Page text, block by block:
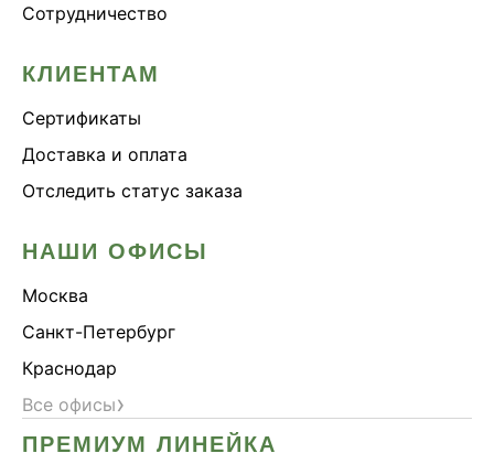
Сотрудничество
КЛИЕНТАМ
Сертификаты
Доставка и оплата
Отследить статус заказа
НАШИ ОФИСЫ
Москва
Санкт-Петербург
Краснодар
Все офисы›
ПРЕМИУМ ЛИНЕЙКА